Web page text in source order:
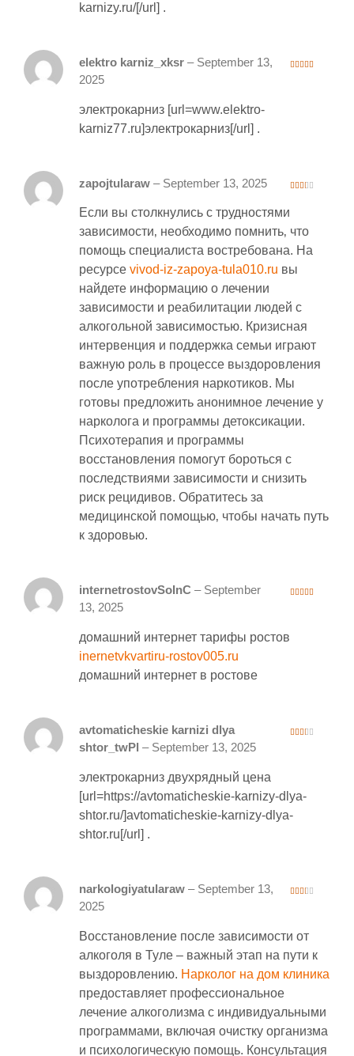
karnizy.ru/[/url] .
elektro karniz_xksr – September 13,
2025
электрокарниз [url=www.elektro-
karniz77.ru]электрокарниз[/url] .
zapojtularaw – September 13, 2025
Если вы столкнулись с трудностями
зависимости‚ необходимо помнить‚ что
помощь специалиста востребована. На
ресурсе vivod-iz-zapoya-tula010.ru вы
найдете информацию о лечении
зависимости и реабилитации людей с
алкогольной зависимостью. Кризисная
интервенция и поддержка семьи играют
важную роль в процессе выздоровления
после употребления наркотиков. Мы
готовы предложить анонимное лечение у
нарколога и программы детоксикации.
Психотерапия и программы
восстановления помогут бороться с
последствиями зависимости и снизить
риск рецидивов. Обратитесь за
медицинской помощью‚ чтобы начать путь
к здоровью.
internetrostovSoInC – September
13, 2025
домашний интернет тарифы ростов
inernetvkvartiru-rostov005.ru
домашний интернет в ростове
avtomaticheskie karnizi dlya
shtor_twPl – September 13, 2025
электрокарниз двухрядный цена
[url=https://avtomaticheskie-karnizy-dlya-
shtor.ru/]avtomaticheskie-karnizy-dlya-
shtor.ru[/url] .
narkologiyatularaw – September 13,
2025
Восстановление после зависимости от
алкоголя в Туле – важный этап на пути к
выздоровлению. Нарколог на дом клиника
предоставляет профессиональное
лечение алкоголизма с индивидуальными
программами‚ включая очистку организма
и психологическую помощь. Консультация